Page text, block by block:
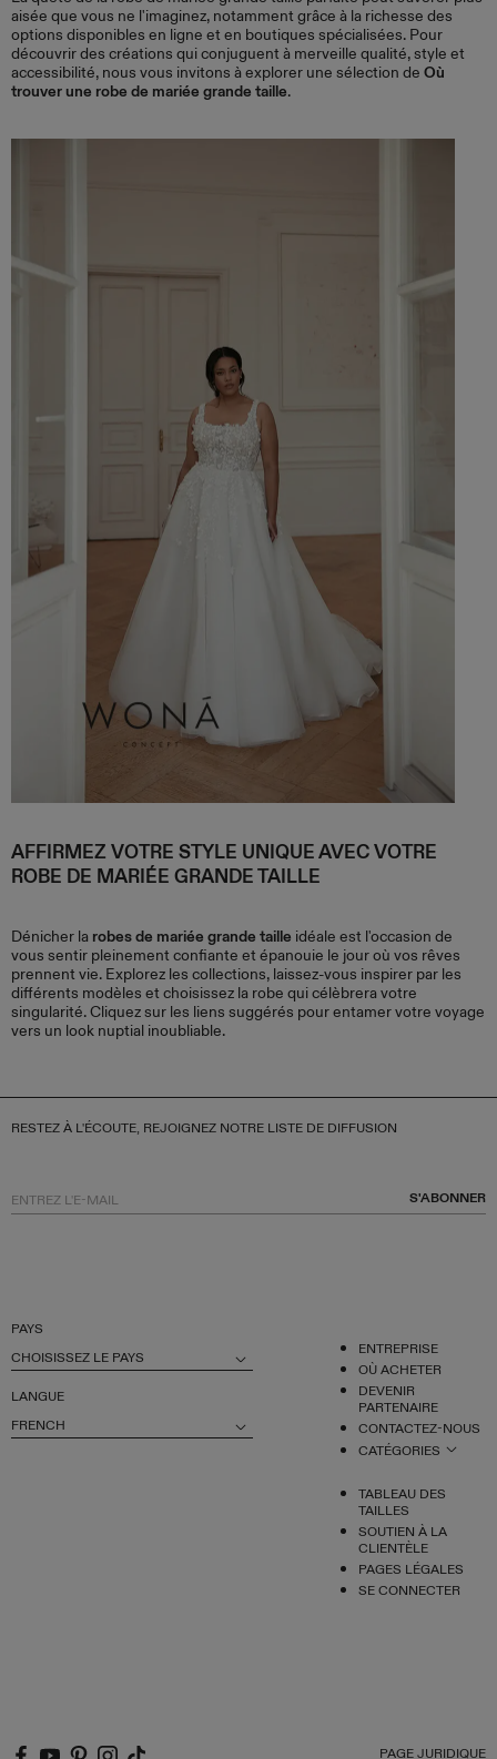
aisée que vous ne l'imaginez, notamment grâce à la richesse des
options disponibles en ligne et en boutiques spécialisées. Pour
découvrir des créations qui conjuguent à merveille qualité, style et
accessibilité, nous vous invitons à explorer une sélection de Où
trouver une robe de mariée grande taille.
AFFIRMEZ VOTRE STYLE UNIQUE AVEC VOTRE
ROBE DE MARIÉE GRANDE TAILLE
Dénicher la robes de mariée grande taille idéale est l'occasion de
vous sentir pleinement confiante et épanouie le jour où vos rêves
prennent vie. Explorez les collections, laissez-vous inspirer par les
différents modèles et choisissez la robe qui célèbrera votre
singularité. Cliquez sur les liens suggérés pour entamer votre voyage
vers un look nuptial inoubliable.
PAYS
CHOISISSEZ LE PAYS
LANGUE
FRENCH
ENTREPRISE
OÙ ACHETER
DEVENIR
PARTENAIRE
CONTACTEZ-NOUS
CATÉGORIES
TABLEAU DES
TAILLES
SOUTIEN À LA
CLIENTÈLE
PAGES LÉGALES
SE CONNECTER
RESTEZ À L'ÉCOUTE, REJOIGNEZ NOTRE LISTE DE DIFFUSION
S'ABONNER
PAGE JURIDIQUE